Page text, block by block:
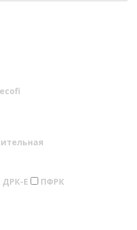
ДРК-Е
ПФРК